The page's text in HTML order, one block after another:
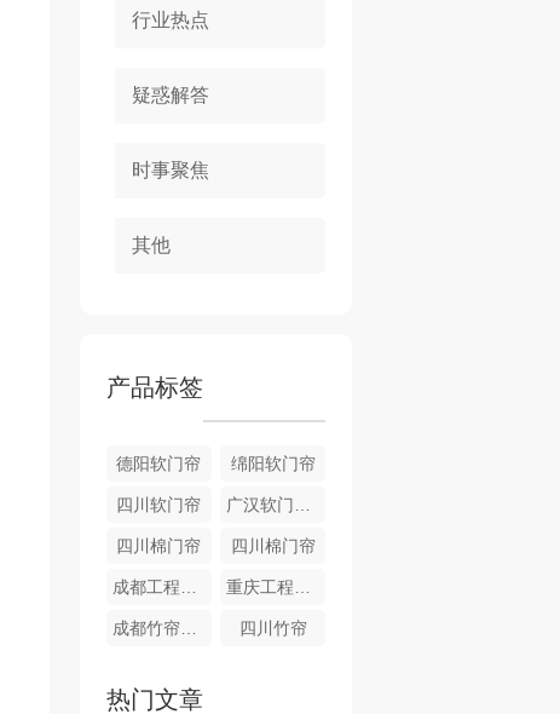
行业热点
疑惑解答
时事聚焦
其他
产品标签
德阳软门帘 绵阳软门帘
四川软门帘 广汉软门帘销售
四川棉门帘 四川棉门帘
成都工程卷帘 重庆工程卷帘
成都竹帘销售 四川竹帘
热门文章